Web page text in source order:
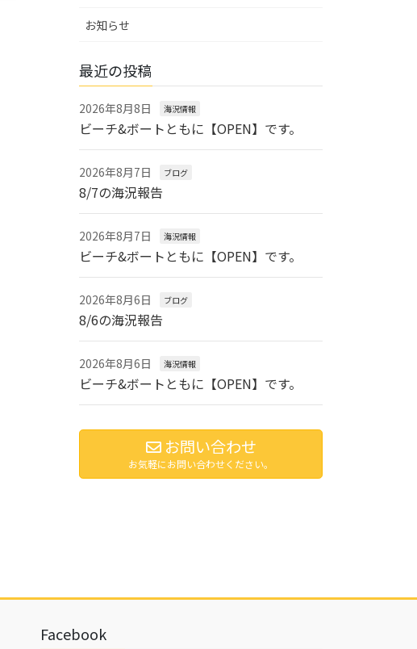
お知らせ
最近の投稿
2026年8月8日 海況情報
ビーチ&ボートともに【OPEN】です。
2026年8月7日 ブログ
8/7の海況報告
2026年8月7日 海況情報
ビーチ&ボートともに【OPEN】です。
2026年8月6日 ブログ
8/6の海況報告
2026年8月6日 海況情報
ビーチ&ボートともに【OPEN】です。
お問い合わせ
お気軽にお問い合わせください。
Facebook